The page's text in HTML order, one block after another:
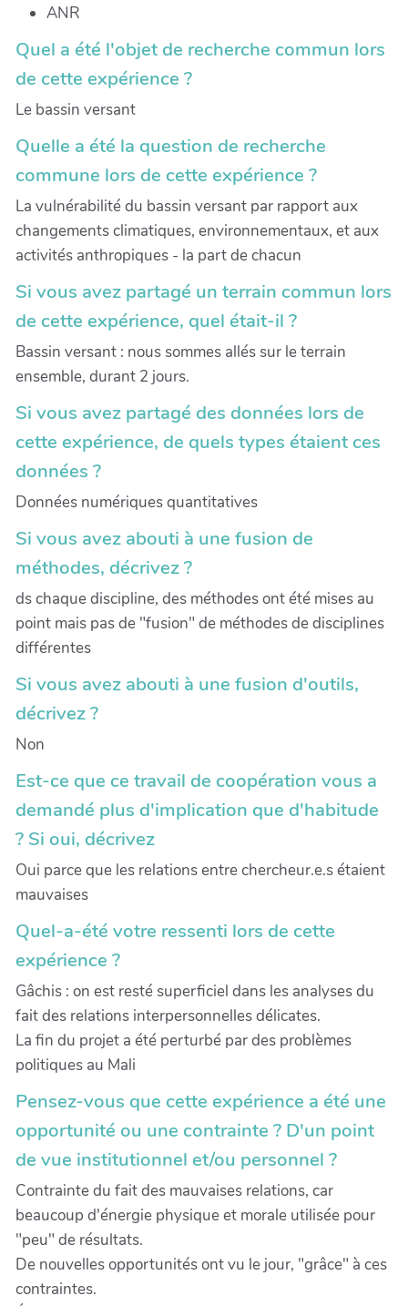
ANR
Quel a été l'objet de recherche commun lors
de cette expérience ?
Le bassin versant
Quelle a été la question de recherche
commune lors de cette expérience ?
La vulnérabilité du bassin versant par rapport aux
changements climatiques, environnementaux, et aux
activités anthropiques - la part de chacun
Si vous avez partagé un terrain commun lors
de cette expérience, quel était-il ?
Bassin versant : nous sommes allés sur le terrain
ensemble, durant 2 jours.
Si vous avez partagé des données lors de
cette expérience, de quels types étaient ces
données ?
Données numériques quantitatives
Si vous avez abouti à une fusion de
méthodes, décrivez ?
ds chaque discipline, des méthodes ont été mises au
point mais pas de "fusion" de méthodes de disciplines
différentes
Si vous avez abouti à une fusion d'outils,
décrivez ?
Non
Est-ce que ce travail de coopération vous a
demandé plus d'implication que d'habitude
? Si oui, décrivez
Oui parce que les relations entre chercheur.e.s étaient
mauvaises
Quel-a-été votre ressenti lors de cette
expérience ?
Gâchis : on est resté superficiel dans les analyses du
fait des relations interpersonnelles délicates.
La fin du projet a été perturbé par des problèmes
politiques au Mali
Pensez-vous que cette expérience a été une
opportunité ou une contrainte ? D'un point
de vue institutionnel et/ou personnel ?
Contrainte du fait des mauvaises relations, car
beaucoup d'énergie physique et morale utilisée pour
"peu" de résultats.
De nouvelles opportunités ont vu le jour, "grâce" à ces
contraintes.